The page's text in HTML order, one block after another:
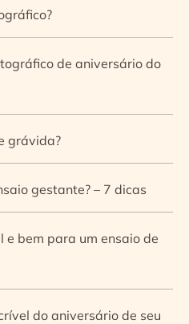
de aniversário do
grávida?
gestante? – 7 dicas
e bem para um ensaio de
do aniversário de seu